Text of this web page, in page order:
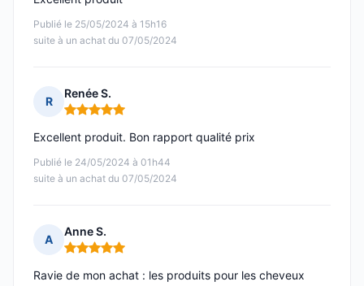
Publié le 25/05/2024 à 15h16
suite à un achat du 07/05/2024
R
Renée S.
Note : 5 sur 5
Publié le 24/05/2024 à 01h44
suite à un achat du 07/05/2024
Excellent produit. Bon rapport qualité prix
A
Anne S.
Note : 5 sur 5
Ravie de mon achat : les produits pour les cheveux